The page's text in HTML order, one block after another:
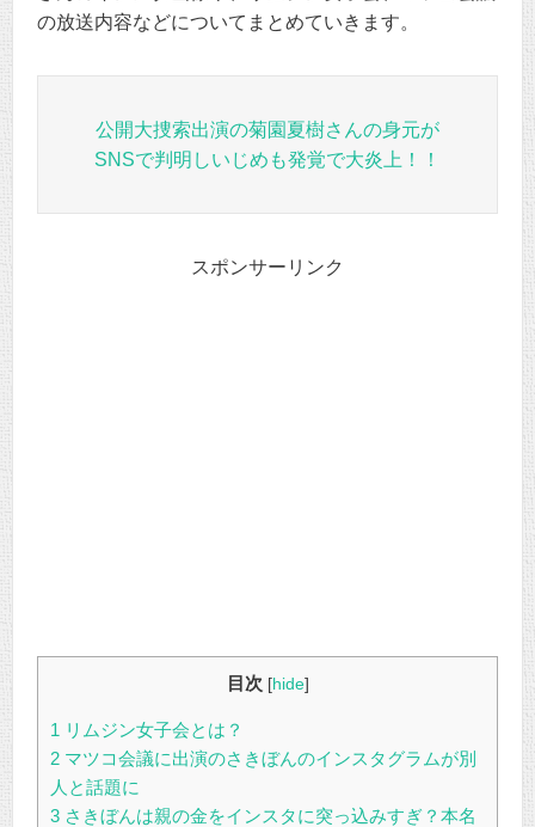
の放送内容などについてまとめていきます。
公開大捜索出演の菊園夏樹さんの身元が
SNSで判明しいじめも発覚で大炎上！！
スポンサーリンク
目次 [hide]
1 リムジン女子会とは？
2 マツコ会議に出演のさきぼんのインスタグラムが別
人と話題に
3 さきぼんは親の金をインスタに突っ込みすぎ？本名